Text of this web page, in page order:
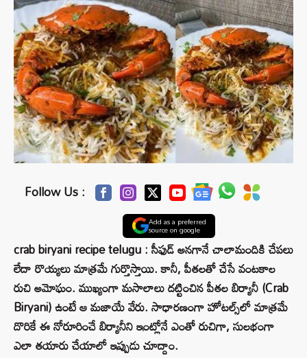
Follow Us :
Add as a preferred
source on google
crab biryani recipe telugu : సీఫుడ్ అనగానే చాలామందికి చేపలు
లేదా రొయ్యలు మాత్రమే గుర్తొస్తాయి. కానీ, పీతలతో చేసే వంటకాల
రుచి అమోఘం. ముఖ్యంగా మసాలాలు దట్టించిన పీతల బిర్యానీ (Crab
Biryani) ఉంటే ఆ మజాయే వేరు. సాధారణంగా హోటల్స్‌లో మాత్రమే
దొరికే ఈ నోరూరించే బిర్యానీని ఇంట్లోనే ఎంతో రుచిగా, సులభంగా
ఎలా తయారు చేయాలో ఇప్పుడు చూద్దాం.